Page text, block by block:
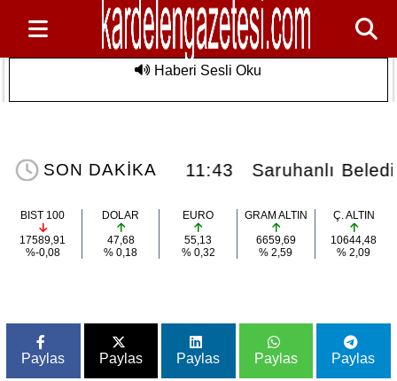
Haberi Sesli Oku
SON DAKİKA
vefat... 11:43 Saruhanlı
BIST 100
17589,91
%-0,08
DOLAR
47,68
% 0,18
EURO
55,13
% 0,32
GRAM ALTIN
6659,69
% 2,59
Ç. ALTIN
10644,48
% 2,09
Paylas Paylas Paylas Paylas Paylas